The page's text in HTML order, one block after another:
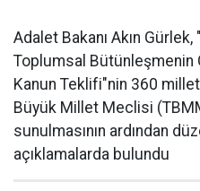
Adalet Bakanı Akın Gürlek,
Toplumsal Bütünleşmenin
Kanun Teklifi"nin 360
Büyük Millet Meclisi
sunulmasının ardından
açıklamalarda bulundu